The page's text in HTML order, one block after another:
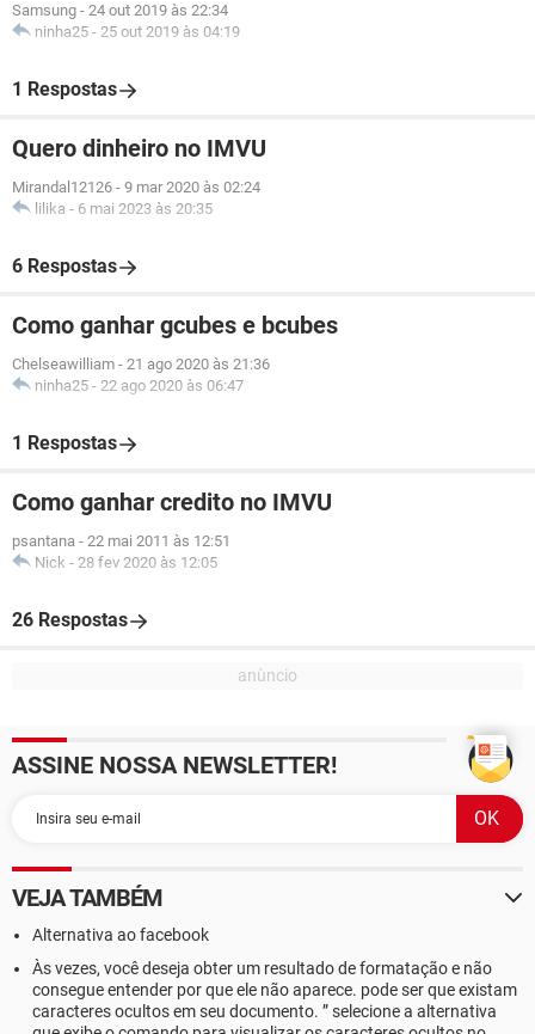
Samsung - 24 out 2019 às 22:34
ninha25 - 25 out 2019 às 04:19
1 Respostas
Quero dinheiro no IMVU
Mirandal12126 - 9 mar 2020 às 02:24
lilika - 6 mai 2023 às 20:35
6 Respostas
Como ganhar gcubes e bcubes
Chelseawilliam - 21 ago 2020 às 21:36
ninha25 - 22 ago 2020 às 06:47
1 Respostas
Como ganhar credito no IMVU
psantana - 22 mai 2011 às 12:51
Nick - 28 fev 2020 às 12:05
26 Respostas
ASSINE NOSSA NEWSLETTER!
VEJA TAMBÉM
Alternativa ao facebook
Às vezes, você deseja obter um resultado de formatação e não
consegue entender por que ele não aparece. pode ser que existam
caracteres ocultos em seu documento. ” selecione a alternativa